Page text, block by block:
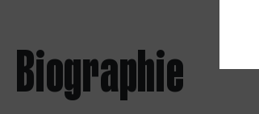
Biographie